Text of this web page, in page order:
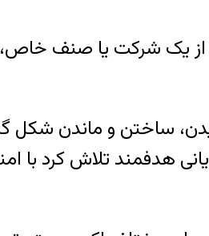
از یک شرکت یا صنف خاص،
آفریدن، ساختن و ماندن شکل
هدفمند تلاش کرد با